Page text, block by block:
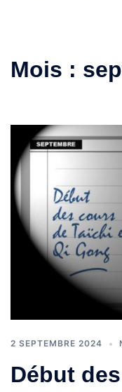
Mois :
2 SEPTEMBRE 2024
Début